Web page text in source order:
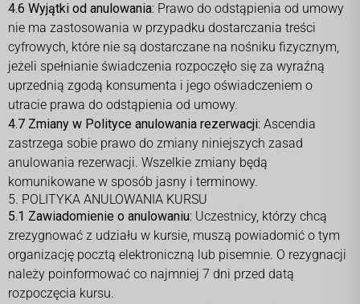
4.6 Wyjątki od anulowania: Prawo do odstąpienia od umowy
nie ma zastosowania w przypadku dostarczania treści
cyfrowych, które nie są dostarczane na nośniku fizycznym,
jeżeli spełnianie świadczenia rozpoczęło się za wyraźną
uprzednią zgodą konsumenta i jego oświadczeniem o
utracie prawa do odstąpienia od umowy.
4.7 Zmiany w Polityce anulowania rezerwacji: Ascendia
zastrzega sobie prawo do zmiany niniejszych zasad
anulowania rezerwacji. Wszelkie zmiany będą
komunikowane w sposób jasny i terminowy.
5. POLITYKA ANULOWANIA KURSU
5.1 Zawiadomienie o anulowaniu: Uczestnicy, którzy chcą
zrezygnować z udziału w kursie, muszą powiadomić o tym
organizację pocztą elektroniczną lub pisemnie. O rezygnacji
należy poinformować co najmniej 7 dni przed datą
rozpoczęcia kursu.